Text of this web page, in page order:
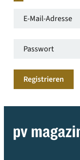
Adresse*
Passwort*
Registrieren